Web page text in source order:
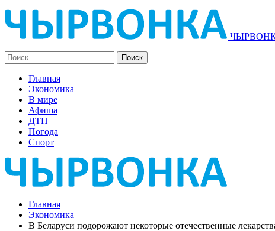
Главная
Экономика
В мире
Афиша
ДТП
Погода
Спорт
Главная
Экономика
В Беларуси подорожают некоторые отечественные